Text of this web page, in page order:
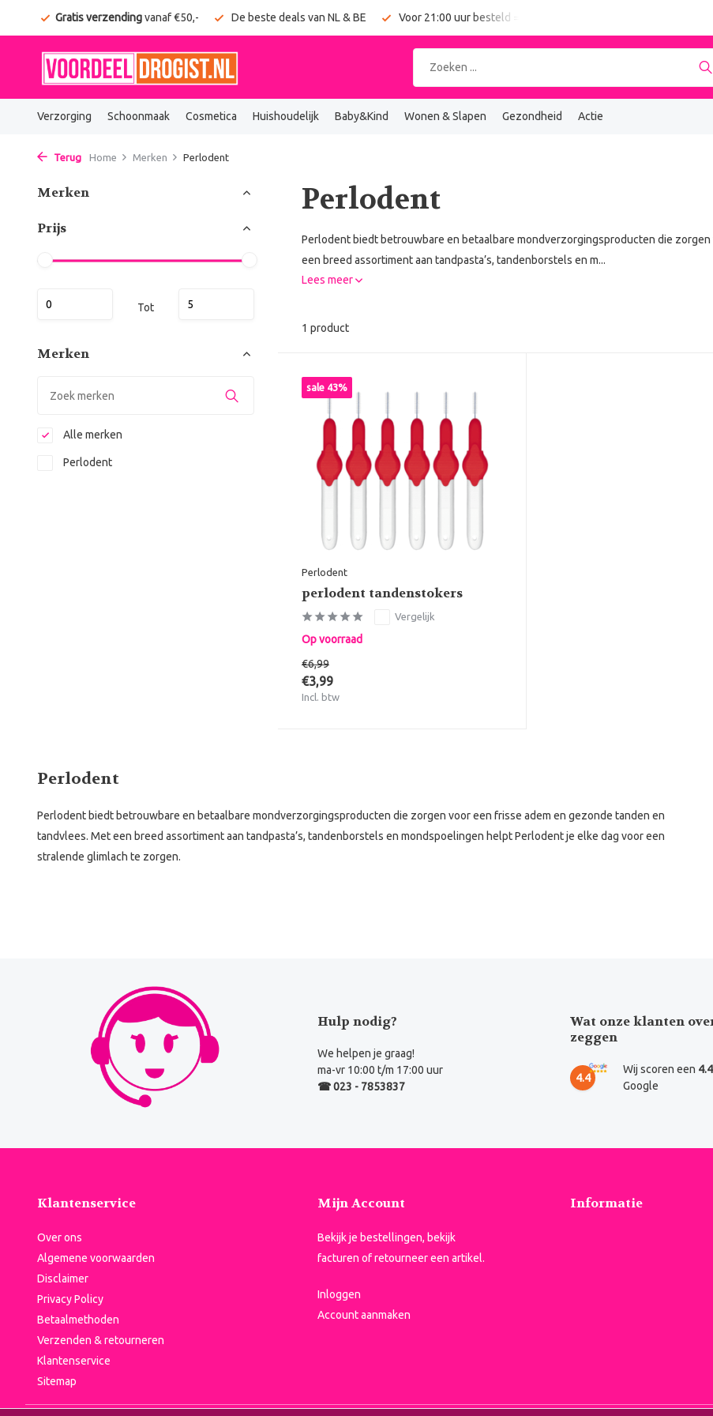
Gratis verzendingvanaf €50,- De beste deals van NL & BE Voor 21:00 uur besteld = vandaag verzonden
Verzorging Schoonmaak Cosmetica Huishoudelijk Baby&Kind Wonen & Slapen Gezondheid Actie
Terug Home Merken Perlodent
Merken
Prijs
Tot
Merken
Alle merken
Perlodent
Perlodent
Perlodent biedt betrouwbare en betaalbare mondverzorgingsproducten die
een breed assortiment aan tandpasta’s, tandenborstels en m...
Lees meer
1 product
sale 43%
Perlodent
perlodent tandenstokers
Vergelijk
Op voorraad
€6,99
€3,99
Incl. btw
Perlodent
Perlodent biedt betrouwbare en betaalbare mondverzorgingsproducten die zorgen voor een frisse adem en gezonde tanden en
tandvlees. Met een breed assortiment aan tandpasta’s, tandenborstels en mondspoelingen helpt Perlodent je elke dag voor een
stralende glimlach te zorgen.
Hulp nodig?
We helpen je graag!
ma-vr 10:00 t/m 17:00 uur
☎ 023 - 7853837
Wat onze klanten
zeggen
4.4
Wij scoren een 4.4
Google
Klantenservice
Over ons
Algemene voorwaarden
Disclaimer
Privacy Policy
Betaalmethoden
Verzenden & retourneren
Klantenservice
Sitemap
Mijn Account
Bekijk je bestellingen, bekijk
facturen of retourneer een artikel.
Inloggen
Account aanmaken
Informatie